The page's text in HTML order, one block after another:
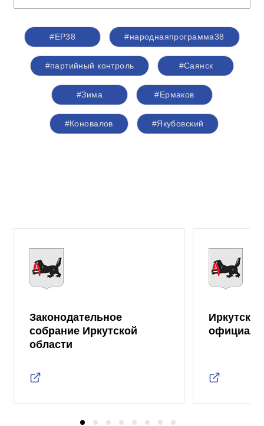
#ЕР38 #народнаяпрограмма38
#партийный контроль #Саянск
#Зима #Ермаков
#Коновалов #Якубовский
Законодательное
собрание Иркутской
области